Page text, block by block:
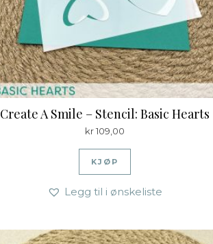
Create A Smile – Stencil: Basic Hearts
kr109,00
KJØP
Legg til i ønskeliste